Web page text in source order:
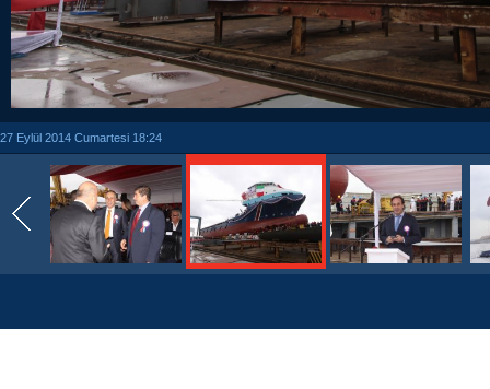
27 Eylül 2014 Cumartesi 18:24